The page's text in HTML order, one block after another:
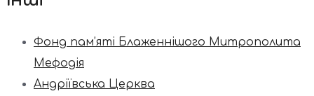
Фонд пам’яті Блаженнішого Митрополита
Мефодія
Андріївська Церква